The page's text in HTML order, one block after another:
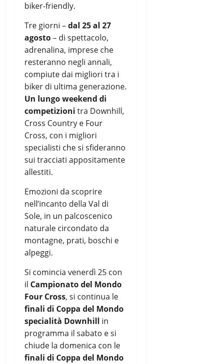
biker-friendly.
Tre giorni –dal 25 al 27
agosto– di spettacolo,
adrenalina, imprese che
resteranno negli annali,
compiute dai migliori tra i
biker di ultima generazione.
Un lungo weekend di
competizioni tra Downhill,
Cross Country e Four
Cross, con i migliori
specialisti che si sfideranno
sui tracciati appositamente
allestiti.
Emozioni da scoprire
nell’incanto della Val di
Sole, in un palcoscenico
naturale circondato da
montagne, prati, boschi e
alpeggi.
Si comincia venerdì 25 con
il Campionato del Mondo
Four Cross, si continua le
finali di Coppa del Mondo
specialità Downhill in
programma il sabato e si
chiude la domenica con le
finali di Coppa del Mondo